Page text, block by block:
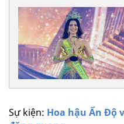
Sự kiện: Hoa hậu Ấn Độ